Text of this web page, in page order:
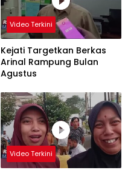
Video Terkini
Kejati Targetkan Berkas
Arinal Rampung Bulan
Agustus
Video Terkini